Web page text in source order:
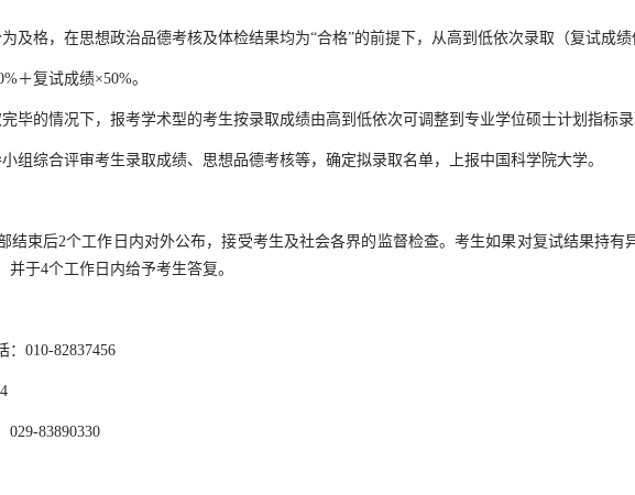
格，在思想政治品德考核及体检结果均为“合格”的前提下，从高到低依次录取（复试成绩
复试成绩×50%。
的情况下，报考学术型的考生按录取成绩由高到低依次可调整到专业学位硕士计划指标录
综合评审考生录取成绩、思想品德考核等，确定拟录取名单，上报中国科学院大学。
后2个工作日内对外公布，接受考生及社会各界的监督检查。考生如果对复试结果持有
于4个工作日内给予考生答复。
010-82837456
83890330